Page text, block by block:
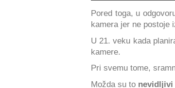
Pored toga, u
kamera jer ne postoje
U 21. veku kada
kamere.
Pri svemu tome,
Možda su to nevidljivi